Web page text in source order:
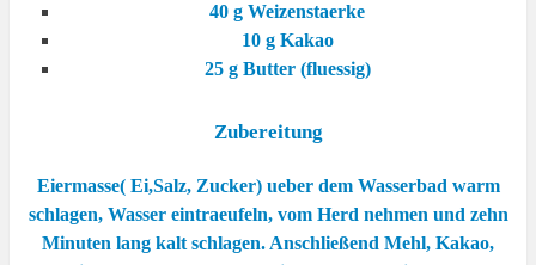
40 g Weizenstaerke
10 g Kakao
25 g Butter (fluessig)
Zubereitung
Eiermasse( Ei,Salz, Zucker) ueber dem Wasserbad warm
schlagen, Wasser eintraeufeln, vom Herd nehmen und zehn
Minuten lang kalt schlagen. Anschließend Mehl, Kakao,